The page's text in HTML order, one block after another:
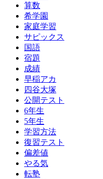
算数
希学園
家庭学習
サピックス
国語
宿題
成績
早稲アカ
四谷大塚
公開テスト
6年生
5年生
学習方法
復習テスト
偏差値
やる気
転塾